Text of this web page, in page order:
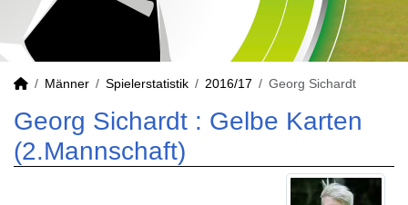
Männer Spielerstatistik 2016/17 Georg Sichardt
Georg Sichardt : Gelbe Karten
(2.Mannschaft)